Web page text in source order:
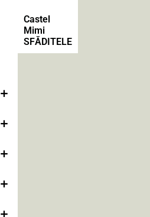
+
+
+
+
+
Castel
Mimi
SFĂDITELE